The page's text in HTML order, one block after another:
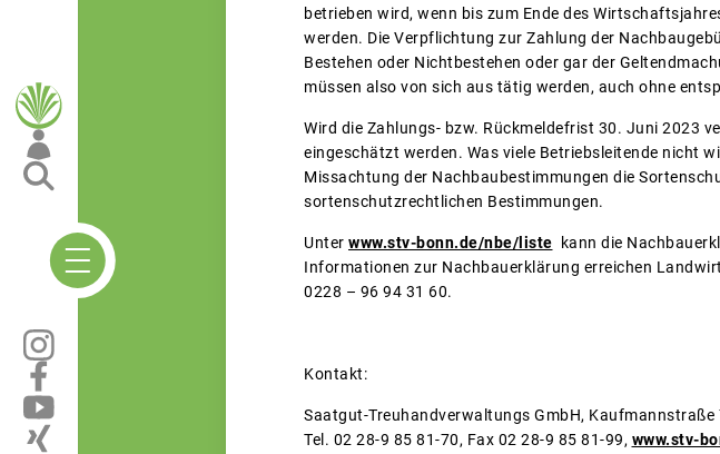
betrieben wird, wenn bis zum Ende des
werden. Die Verpflichtung zur Zahlung der
Bestehen oder Nichtbestehen oder gar der
müssen also von sich aus tätig werden, auch ohne
Wird die Zahlungs- bzw. Rückmeldefrist 30. Juni 2023
eingeschätzt werden. Was viele Betriebsleitende nicht
Missachtung der Nachbaubestimmungen die
sortenschutzrechtlichen Bestimmungen.
Unter www.stv-bonn.de/nbe/liste kann die
Informationen zur Nachbauerklärung erreichen
0228 – 96 94 31 60.
Kontakt:
Saatgut-Treuhandverwaltungs GmbH, Kaufmannstraße
Tel. 02 28-9 85 81-70, Fax 02 28-9 85 81-99, www.stv-